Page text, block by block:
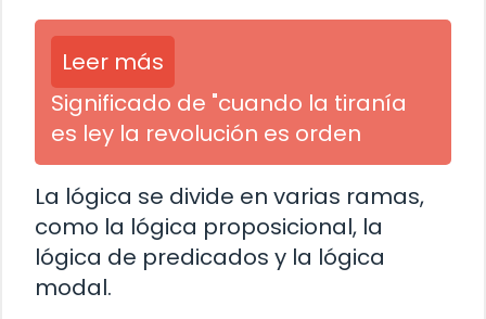
Leer más
Significado de "cuando la tiranía
es ley la revolución es orden
La lógica se divide en varias ramas,
como la lógica proposicional, la
lógica de predicados y la lógica
modal.